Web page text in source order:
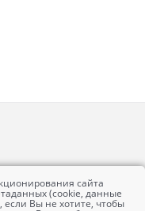
сайта
(cookie, данные
если Вы не хотите, чтобы